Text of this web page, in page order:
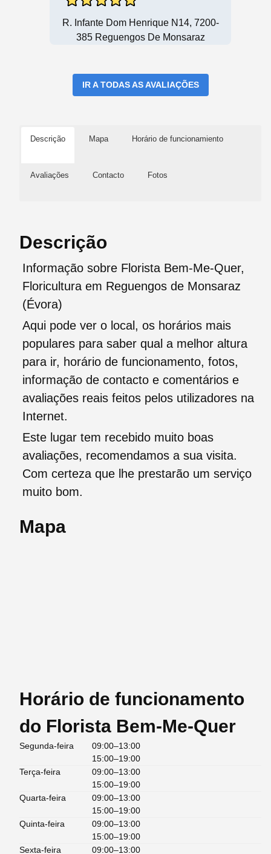
R. Infante Dom Henrique N14, 7200-
385 Reguengos De Monsaraz
IR A TODAS AS AVALIAÇÕES
Descrição Mapa Horário de funcionamiento
Avaliações Contacto Fotos
Descrição
Informação sobre Florista Bem-Me-Quer,
Floricultura em Reguengos de Monsaraz
(Évora)
Aqui pode ver o local, os horários mais
populares para saber qual a melhor altura
para ir, horário de funcionamento, fotos,
informação de contacto e comentários e
avaliações reais feitos pelos utilizadores na
Internet.
Este lugar tem recebido muito boas
avaliações, recomendamos a sua visita.
Com certeza que lhe prestarão um serviço
muito bom.
Mapa
Horário de funcionamento
do Florista Bem-Me-Quer
Segunda-feira
09:00–13:00
15:00–19:00
Terça-feira
09:00–13:00
15:00–19:00
Quarta-feira
09:00–13:00
15:00–19:00
Quinta-feira
09:00–13:00
15:00–19:00
Sexta-feira
09:00–13:00